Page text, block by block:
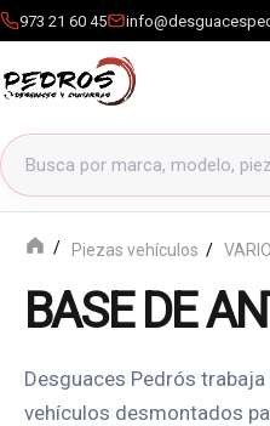
973 21 60 45
Buscar productos
Piezas vehículos
BASE DE
Desguaces Pedrós
vehículos desmontados